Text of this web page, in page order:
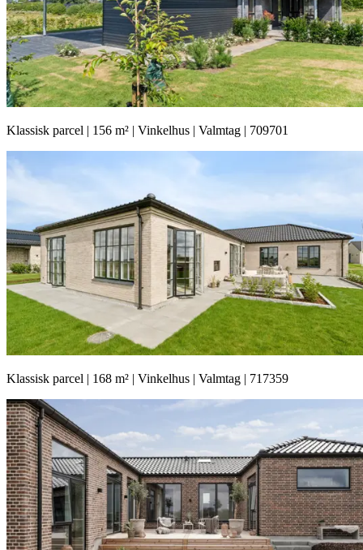
Klassisk parcel | 156 m² | Vinkelhus | Valmtag | 709701
Klassisk parcel | 168 m² | Vinkelhus | Valmtag | 717359